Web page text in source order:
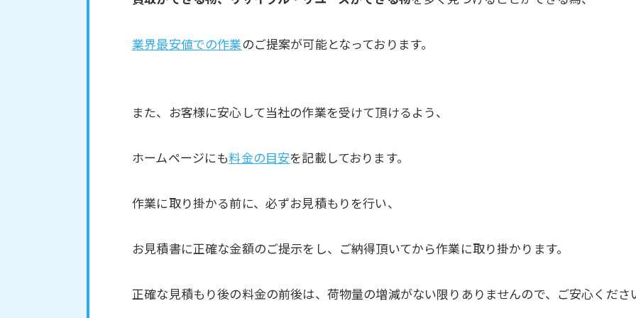
業界最安値での作業のご提案が可能となっております。
また、お客様に安心して当社の作業を受けて頂けるよう、
ホームページにも料金の目安を記載しております。
作業に取り掛かる前に、必ずお見積もりを行い、
お見積書に正確な金額のご提示をし、ご納得頂いてから作業に取り掛かります。
正確な見積もり後の料金の前後は、荷物量の増減がない限りありませんので、ご安心くださ